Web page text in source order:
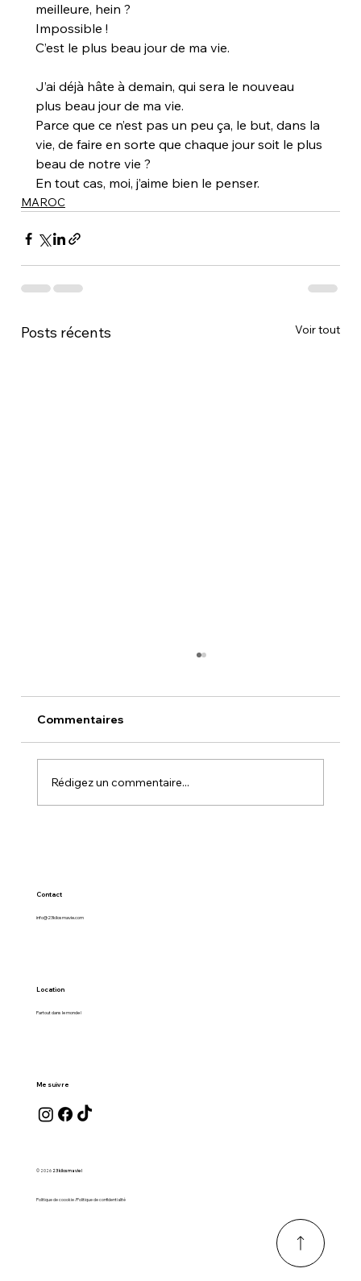
meilleure, hein ?
Impossible !
C’est le plus beau jour de ma vie.
J’ai déjà hâte à demain, qui sera le nouveau
plus beau jour de ma vie.
Parce que ce n’est pas un peu ça, le but, dans la
vie, de faire en sorte que chaque jour soit le plus
beau de notre vie ?
En tout cas, moi, j’aime bien le penser.
MAROC
Posts récents Voir tout
Commentaires
Rédigez un commentaire...
Contact
info@23kilosmavie.com
Location
Partout dans le monde !
Me suivre
© 2026 23 kilos ma vie !
Politique de coookie /Politique de confidentialité